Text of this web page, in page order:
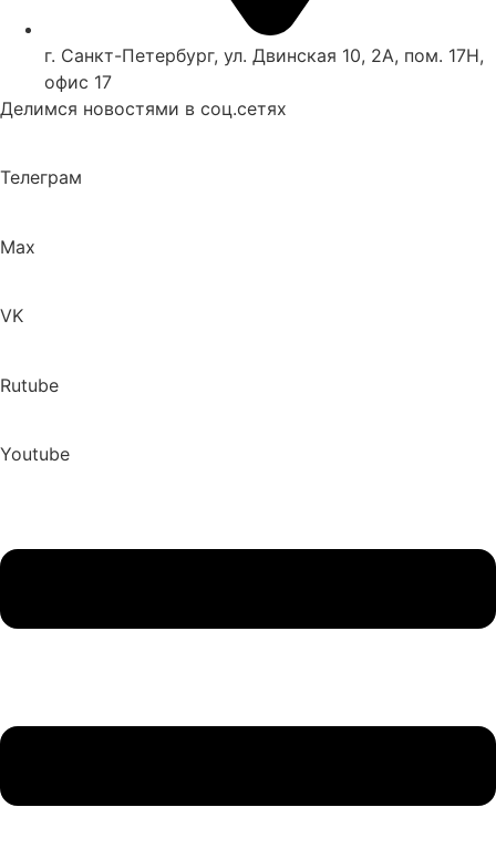
г. Санкт-Петербург, ул. Двинская 10, 2А, пом. 17Н,
офис 17
Делимся новостями в соц.сетях
Телеграм
Max
VK
Rutube
Youtube